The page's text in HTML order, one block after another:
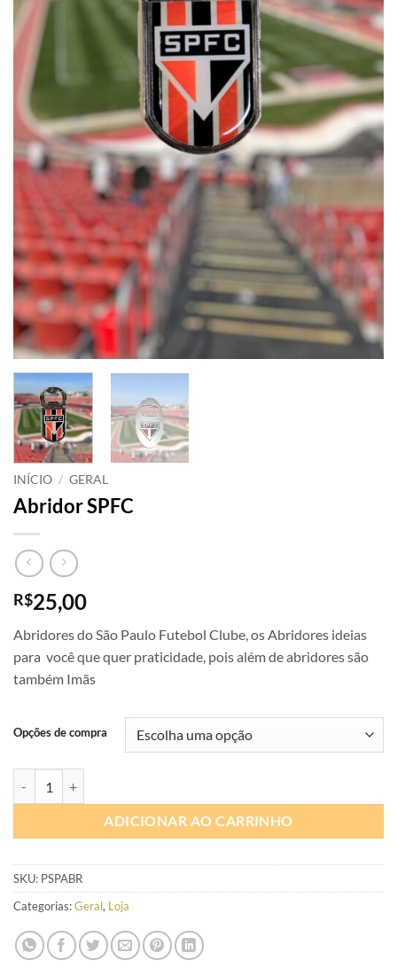
INÍCIO / GERAL
Abridor SPFC
R$25,00
Abridores do São Paulo Futebol Clube, os Abridores ideias
para você que quer praticidade, pois além de abridores são
também Imãs
Opções de compra
ADICIONAR AO CARRINHO
SKU: PSPABR
Categorias:Geral, Loja